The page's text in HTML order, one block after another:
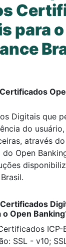
para
Digitais que
do
através
do Open
Open
SSL - v10;